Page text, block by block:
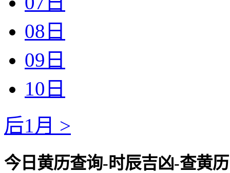
08日
09日
10日
后1月 >
今日黄历查询-时辰吉凶-查黄历